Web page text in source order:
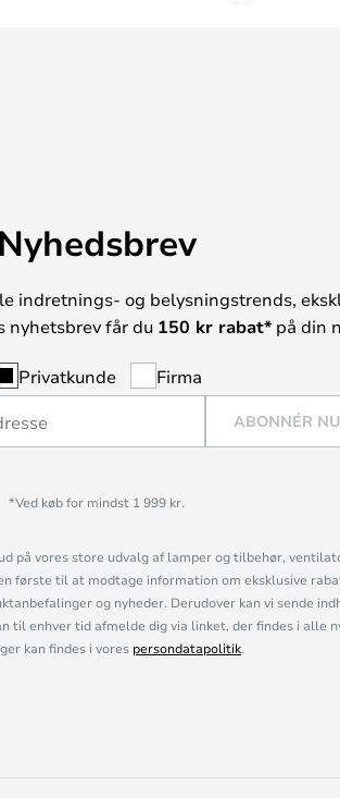
Nyhedsbrev
indretnings- og belysningstrends,
nyhetsbrev får du 150 kr rabat*på din
Privatkunde Firma
ABONNÉR NU
*Ved køb for mindst 1 999 kr.
på vores store udvalg af lamper og tilbehør,
første til at modtage information om eksklusive
og nyheder. Derudover kan vi sende
til enhver tid afmelde dig via linket, der findes i alle
kan findes i vores persondatapolitik.